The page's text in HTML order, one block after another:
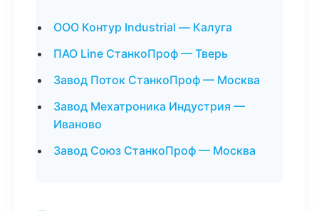
ООО Контур Industrial — Калуга
ПАО Line СтанкоПроф — Тверь
Завод Поток СтанкоПроф — Москва
Завод Мехатроника Индустрия —
Иваново
Завод Союз СтанкоПроф — Москва